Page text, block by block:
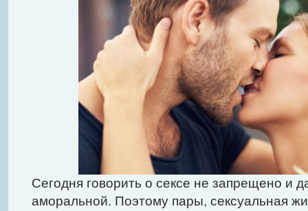
Сегодня говорить о сексе не запрещено и
аморальной. Поэтому пары, сексуальная